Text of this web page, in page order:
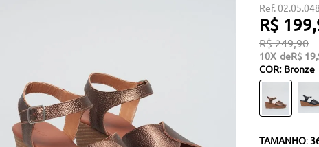
R$ 199,
R$ 249,90
10 R$ 19,
COR: Bronze
TAMANHO:
7º
tenis couro
8º
mochila
9º
cinto